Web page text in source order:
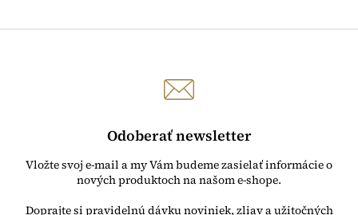
Odoberať newsletter
Vložte svoj e-mail a my Vám budeme zasielať informácie o
nových produktoch na našom e-shope.